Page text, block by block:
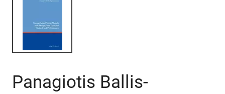
Panagiotis Ballis-